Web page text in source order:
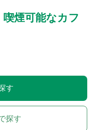
煙可能なカフ
す
探す